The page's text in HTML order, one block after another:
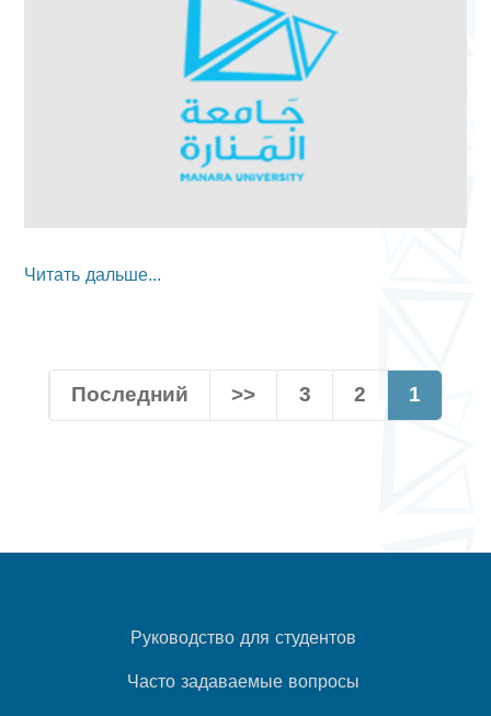
Читать дальше...
1
2
3
>>
Последний
Руководство для студентов
Часто задаваемые вопросы